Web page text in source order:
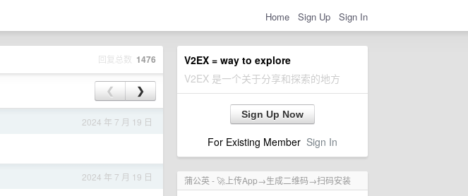
Home Sign Up Sign In
V2EX = way to explore
V2EX 是一个关于分享和探索的地方
Sign Up Now
For Existing Member Sign In
蒲公英 - 🚀上传App→生成二维码→扫码安装
回复总数 1476
❮ ❯
2024 年 7 月 19 日
2024 年 7 月 19 日